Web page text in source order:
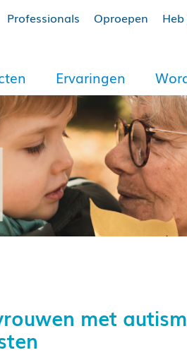
Professionals Oproepen
Ervaringen
met